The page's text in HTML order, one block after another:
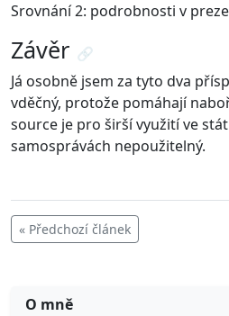
Srovnání 2: podrobnosti v
Závěr 🔗
Já osobně jsem za tyto dva
vděčný, protože pomáhají
source je pro širší využití ve
samosprávách nepoužitelný.
« Předchozí článek
O mně